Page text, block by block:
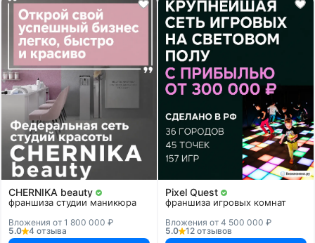
CHERNIKA beauty
франшиза студии маникюра
Вложения от 1 800 000 ₽
5.0
4 отзыва
Pixel Quest
франшиза игровых комнат
Вложения от 4 500 000 ₽
5.0
12 отзывов